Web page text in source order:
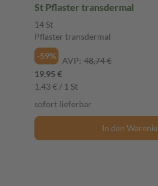
St Pflaster transdermal
14 St
Pflaster transdermal
-59%
AVP: 48,74 €
19,95 €
1,43 € / 1 St
sofort lieferbar
In den